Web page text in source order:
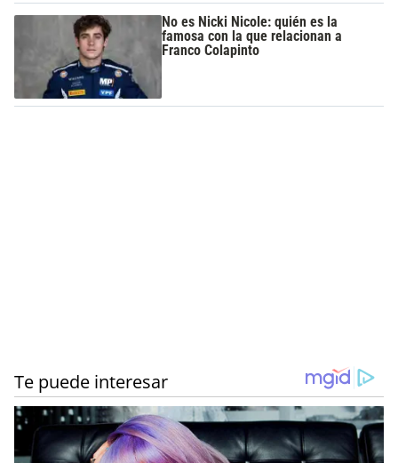
No es Nicki Nicole: quién es la
famosa con la que relacionan a
Franco Colapinto